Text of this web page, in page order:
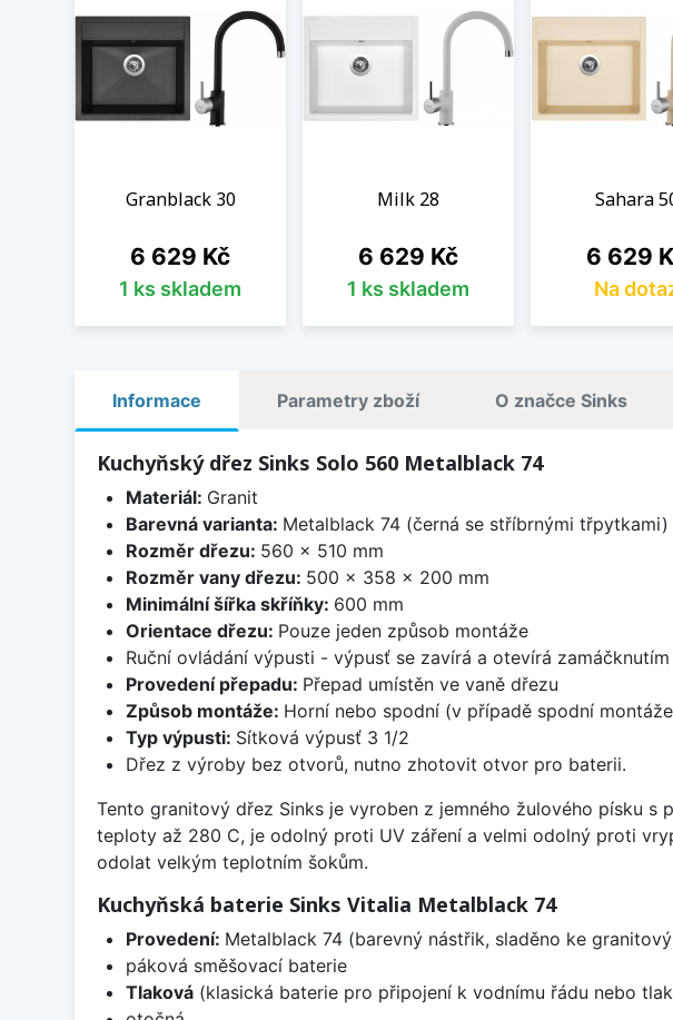
Granblack 30
Cena
6 629 Kč
1 ks skladem
Milk 28
Cena
6 629 Kč
1 ks skladem
Sahara
Cena
6 629
Na
Informace Parametry zboží O značce Sinks
Kuchyňský dřez Sinks Solo 560 Metalblack 74
Materiál: Granit
Barevná varianta: Metalblack 74 (černá se stříbrnými třpytkami)
Rozměr dřezu: 560 x 510 mm
Rozměr vany dřezu: 500 x 358 x 200 mm
Minimální šířka skříňky: 600 mm
Orientace dřezu: Pouze jeden způsob montáže
Ruční ovládání výpusti - výpusť se zavírá a otevírá
Provedení přepadu: Přepad umístěn ve vaně dřezu
Způsob montáže: Horní nebo spodní (v případě spodní
Typ výpusti: Sítková výpusť 3 1/2
Dřez z výroby bez otvorů, nutno zhotovit otvor pro baterii.
Tento granitový dřez Sinks je vyroben z jemného žulového písku
teploty až 280 C, je odolný proti UV záření a velmi odolný proti
odolat velkým teplotním šokům.
Kuchyňská baterie Sinks Vitalia Metalblack 74
Provedení: Metalblack 74 (barevný nástřik, sladěno ke
páková směšovací baterie
Tlaková(klasická baterie pro připojení k vodnímu řádu nebo